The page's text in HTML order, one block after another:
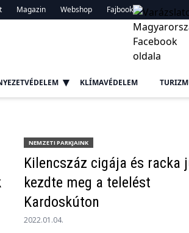
Magazin Webshop Fajbook
KLÍMAVÉDELEM
NEMZETI PARKJAINK
Kilencszáz cigája és racka
kezdte meg a telelést
Kardoskúton
2022.01.04.